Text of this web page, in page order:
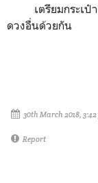
เตรียมกระเป๋าเ
ดวงอื่นด้วยกัน
30th March 2018,
Report